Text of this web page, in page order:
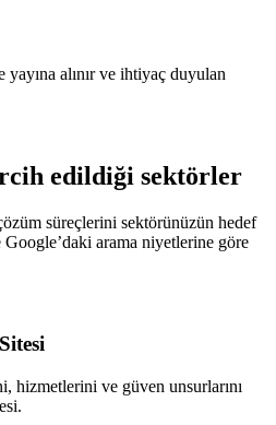
yayına alınır ve ihtiyaç duyulan
edildiği sektörler
süreçlerini sektörünüzün hedef
arama niyetlerine göre
hizmetlerini ve güven unsurlarını